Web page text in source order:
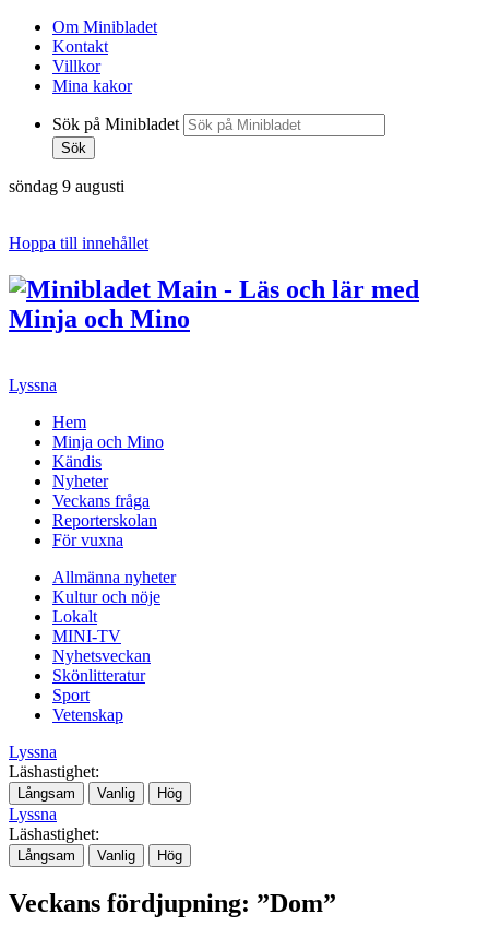
Om Minibladet
Kontakt
Villkor
Mina kakor
Sök på Minibladet
Sök
söndag 9 augusti
Hoppa till innehållet
Lyssna
Hem
Minja och Mino
Kändis
Nyheter
Veckans fråga
Reporterskolan
För vuxna
Allmänna nyheter
Kultur och nöje
Lokalt
MINI-TV
Nyhetsveckan
Skönlitteratur
Sport
Vetenskap
Lyssna
Läshastighet:
Långsam Vanlig Hög
Lyssna
Läshastighet:
Långsam Vanlig Hög
Veckans fördjupning: ”Dom”